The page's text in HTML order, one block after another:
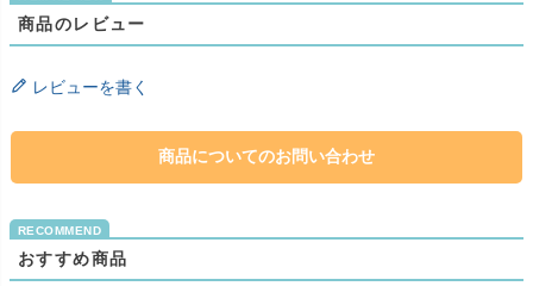
商品のレビュー
レビューを書く
商品についてのお問い合わせ
おすすめ商品